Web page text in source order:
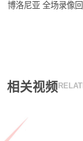
博洛尼亚 全场录像
相关视频